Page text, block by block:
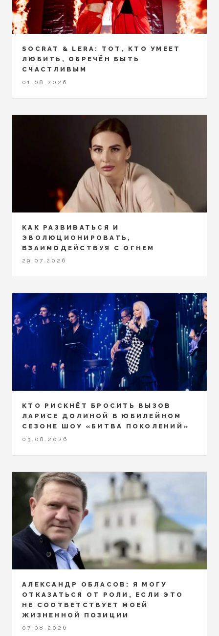
SOCRAT & LERA: ТОТ, КТО УМЕЕТ
ЛЮБИТЬ, ОБРЕЧЁН БЫТЬ
СЧАСТЛИВЫМ
01.08.2026
КАК РАЗВИВАТЬСЯ И
ЭВОЛЮЦИОНИРОВАТЬ,
ВЗАИМОДЕЙСТВУЯ С ОГНЕМ
29.07.2026
КТО РИСКНЁТ БРОСИТЬ ВЫЗОВ
ЛАРИСЕ ДОЛИНОЙ В ЮБИЛЕЙНОМ
СЕЗОНЕ ШОУ «БИТВА ПОКОЛЕНИЙ»
03.08.2026
АЛЕКСАНДР ОБЛАСОВ: Я МОГУ
ОТКАЗАТЬСЯ ОТ РОЛИ, ЕСЛИ ЭТО
НЕ СООТВЕТСТВУЕТ МОЕЙ
ЖИЗНЕННОЙ ПОЗИЦИИ
07.08.2026